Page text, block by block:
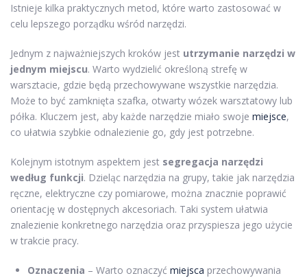
Istnieje kilka praktycznych metod, które warto zastosować w
celu lepszego porządku wśród narzędzi.
Jednym z najważniejszych kroków jest utrzymanie narzędzi w
jednym miejscu. Warto wydzielić określoną strefę w
warsztacie, gdzie będą przechowywane wszystkie narzędzia.
Może to być zamknięta szafka, otwarty wózek warsztatowy lub
półka. Kluczem jest, aby każde narzędzie miało swoje miejsce,
co ułatwia szybkie odnalezienie go, gdy jest potrzebne.
Kolejnym istotnym aspektem jest segregacja narzędzi
według funkcji. Dzieląc narzędzia na grupy, takie jak narzędzia
ręczne, elektryczne czy pomiarowe, można znacznie poprawić
orientację w dostępnych akcesoriach. Taki system ułatwia
znalezienie konkretnego narzędzia oraz przyspiesza jego użycie
w trakcie pracy.
Oznaczenia – Warto oznaczyć miejsca przechowywania